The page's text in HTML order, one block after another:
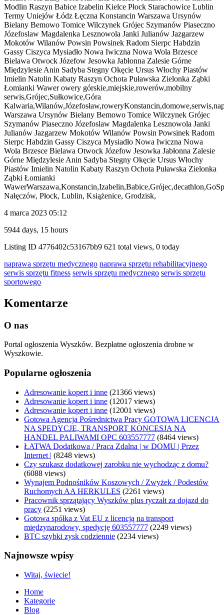
Modlin Raszyn Babice Izabelin Kielce Płock Starachowice Lublin
Termy Uniejów Łódz Łęczna Konstancin Warszawa Ursynów
Bielany Bemowo Tomice Wilczynek Grójec Szymanów Piaseczno
Józefoslaw Magdalenka Lesznowola Janki Julianów Jazgarzew
Mokotów Wilanów Powsin Powsinek Radom Sierpc Habdzin
Gassy Ciszyca Mysiadło Nowa Iwiczna Nowa Wola Brzesce
Bielawa Otwock Józefow Jesowka Jabłonna Zalesie Górne
Międzylesie Anin Sadyba Stegny Okęcie Ursus Włochy Piastów
Imielin Natolin Kabaty Raszyn Ochota Puławska Zielonka Ząbki
Łomianki Wawer owery górskie,miejskie,rowerów,mobilny
serwis,Grójec,Sułkowice,Góra
Warszawa Ursynów Bielany Bemowo Tomice Wilczynek Grójec
Szymanów Piaseczno Józefoslaw Magdalenka Lesznowola Janki
Julianów Jazgarzew Mokotów Wilanów Powsin Powsinek Radom
Sierpc Habdzin Gassy Ciszyca Mysiadło Nowa Iwiczna Nowa
Wola Brzesce Bielawa Otwock Józefow Jesowka Jabłonna Zalesie
Górne Międzylesie Anin Sadyba Stegny Okęcie Ursus Włochy
Piastów Imielin Natolin Kabaty Raszyn Ochota Puławska Zielonka
Ząbki Łomianki
Nałęczów, Płock, Lublin, Książenice, Grodzisk,
4 marca 2023 05:12
5944 days, 15 hours
Listing ID 4776402c53167bb9 621 total views, 0 today
naprawa sprzętu medycznego naprawa sprzętu rehabilitacyjnego
serwis sprzętu fitness serwis sprzętu medycznego serwis sprzętu
sportowego
Komentarze
O nas
Portal ogłoszenia Wyszków. Bezpłatne ogłoszenia drobne w
Wyszkowie.
Popularne ogłoszenia
Adresowanie kopert i inne (21366 views)
Adresowanie kopert i inne (12017 views)
Adresowanie kopert i inne (12001 views)
Gotowa Agencja Pośrednictwa Pracy GOTOWA LICENCJA
NA SPEDYCJE, TRANSPORT KONCESJA NA
HANDEL PALIWAMI OPC 603557777 (8464 views)
ŁATWA Dodatkowa / Praca Zdalna | w DOMU | Przez
Internet | (8248 views)
Czy szukasz dodatkowej zarobku nie wychodząc z domu?
(6088 views)
Wynajem Podnośników Koszowych / Zwyżek / Podestów
Ruchomych AA HERKULES (2261 views)
Pracownik sprzątający Wyszków plus ryczałt za dojazd do
pracy (2251 views)
Gotowa spółka z Vat EU z licencją na transport
międzynarodowy, spedycję 603557777 (2249 views)
BTC szybki zysk codziennie (2234 views)
Najnowsze wpisy
Witaj, świecie!
Home
Kategorie
Blog